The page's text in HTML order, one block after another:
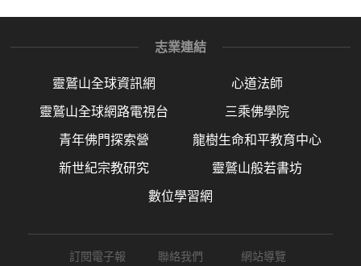
志業連結
靈鷲山全球資訊網 心道法師
靈鷲山全球網路電視台 三乘佛學院
青年佛門探索營 龍樹生命和平教育中心
新世紀宗教研究 靈鷲山般若書坊
數位學習網
訂閱電子報 聯絡我們 網站導覽